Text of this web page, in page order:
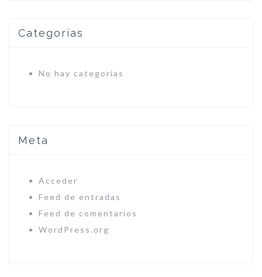
Categorías
No hay categorías
Meta
Acceder
Feed de entradas
Feed de comentarios
WordPress.org